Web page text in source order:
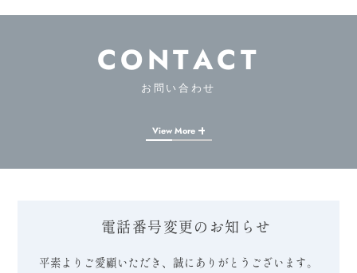
CONTACT
お問い合わせ
View More
電話番号変更のお知らせ
平素よりご愛顧いただき、誠にありがとうございます。